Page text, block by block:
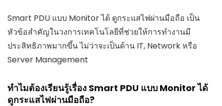
Smart PDU แบบ Monitor ได้ ดูกระแสไฟผ่านมือถือ เป็น
หัวข้อสำคัญในวงการเทคโนโลยีที่ช่วยให้การทำงานมี
ประสิทธิภาพมากขึ้น ไม่ว่าจะเป็นด้าน IT, Network หรือ
Server Management
ทำไมต้องเรียนรู้เรื่อง Smart PDU แบบ Monitor ได้
ดูกระแสไฟผ่านมือถือ?